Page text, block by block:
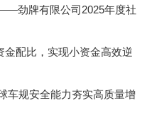
劲牌有限公司2025年度社
金配比，实现小资金高效逆
车规安全能力夯实高质量增